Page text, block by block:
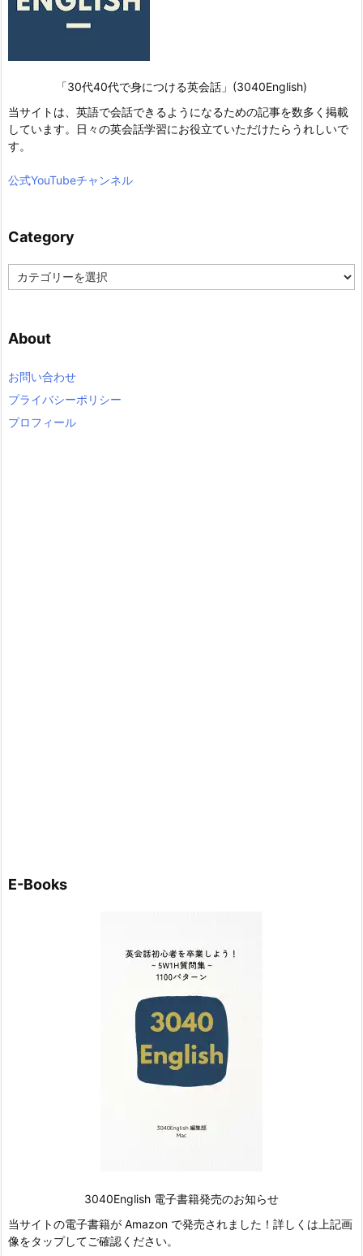
「30代40代で身につける英会話」(3040English)
当サイトは、英語で会話できるようになるための記事を数多く掲載
しています。日々の英会話学習にお役立ていただけたらうれしいで
す。
公式YouTubeチャンネル
Category
a
g
r
About
お問い合わせ
プライバシーポリシー
プロフィール
E-Books
3040English 電子書籍発売のお知らせ
当サイトの電子書籍が Amazon で発売されました！詳しくは上記画
像をタップしてご確認ください。